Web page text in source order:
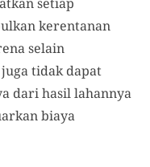
kerentanan
selain
tidak dapat
dari hasil lahannya
biaya